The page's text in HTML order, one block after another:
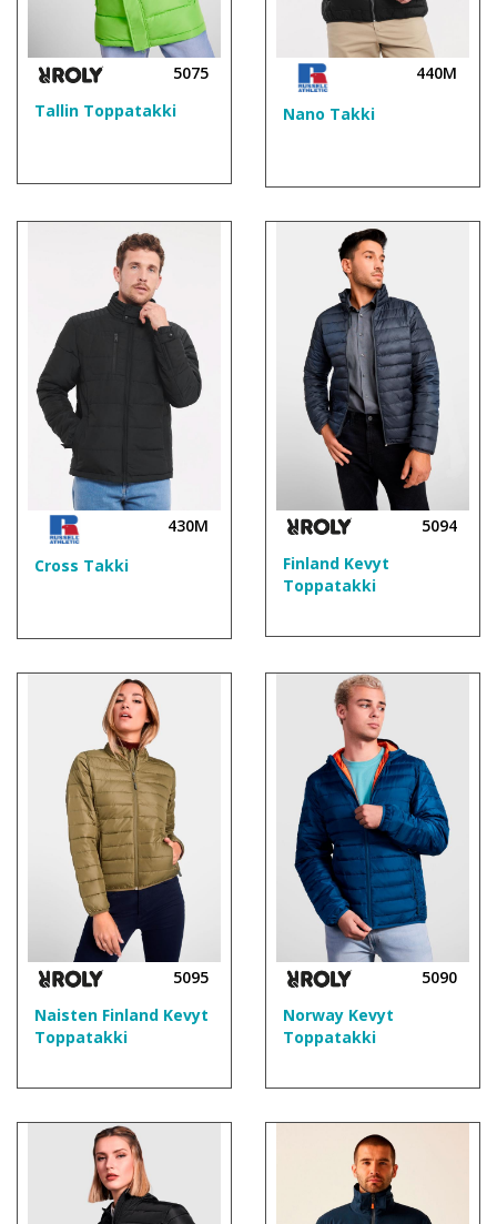
5075
Tallin Toppatakki
440M
Nano Takki
430M
Cross Takki
5094
Finland Kevyt
Toppatakki
5095
Naisten Finland Kevyt
Toppatakki
5090
Norway Kevyt
Toppatakki